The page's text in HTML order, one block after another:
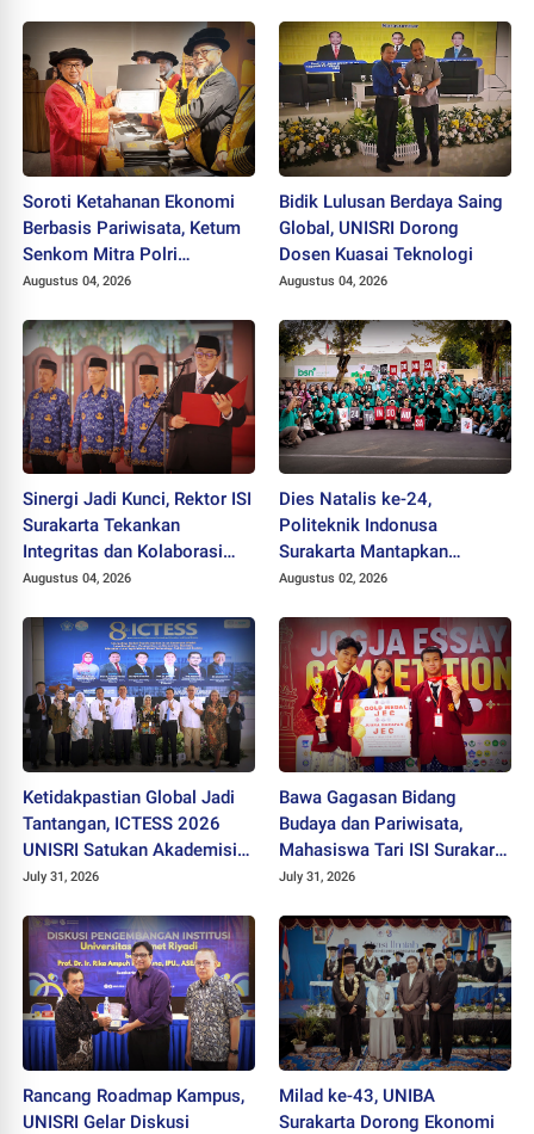
Soroti Ketahanan Ekonomi
Berbasis Pariwisata, Ketum
Senkom Mitra Polri
Dikukuhkan sebagai
Augustus 04, 2026
Bidik Lulusan Berdaya Saing
Global, UNISRI Dorong
Dosen Kuasai Teknologi
Augustus 04, 2026
Sinergi Jadi Kunci, Rektor ISI
Surakarta Tekankan
Integritas dan Kolaborasi
pada Pejabat Baru
Augustus 04, 2026
Dies Natalis ke-24,
Politeknik Indonusa
Surakarta Mantapkan
Langkah Bertransformasi
Augustus 02, 2026
Ketidakpastian Global Jadi
Tantangan, ICTESS 2026
UNISRI Satukan Akademisi 5
Negara Demi Solusi Lintas
July 31, 2026
Bawa Gagasan Bidang
Budaya dan Pariwisata,
Mahasiswa Tari ISI Surakarta
Raih Medali Emas JEC 2026
July 31, 2026
Rancang Roadmap Kampus,
UNISRI Gelar Diskusi
Milad ke-43, UNIBA
Surakarta Dorong Ekonomi